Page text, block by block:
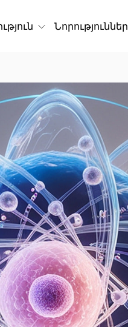
Նորություններ